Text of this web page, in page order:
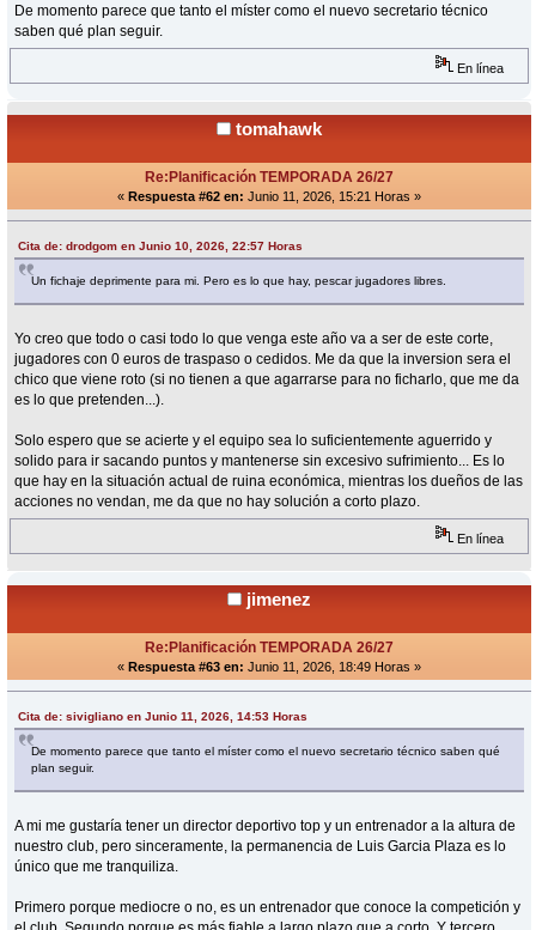
De momento parece que tanto el míster como el nuevo secretario técnico
saben qué plan seguir.
En línea
tomahawk
Re:Planificación TEMPORADA 26/27
« Respuesta #62 en: Junio 11, 2026, 15:21 Horas »
Cita de: drodgom en Junio 10, 2026, 22:57 Horas
Un fichaje deprimente para mi. Pero es lo que hay, pescar jugadores libres.
Yo creo que todo o casi todo lo que venga este año va a ser de este corte,
jugadores con 0 euros de traspaso o cedidos. Me da que la inversion sera el
chico que viene roto (si no tienen a que agarrarse para no ficharlo, que me da
es lo que pretenden...).
Solo espero que se acierte y el equipo sea lo suficientemente aguerrido y
solido para ir sacando puntos y mantenerse sin excesivo sufrimiento... Es lo
que hay en la situación actual de ruina económica, mientras los dueños de las
acciones no vendan, me da que no hay solución a corto plazo.
En línea
jimenez
Re:Planificación TEMPORADA 26/27
« Respuesta #63 en: Junio 11, 2026, 18:49 Horas »
Cita de: sivigliano en Junio 11, 2026, 14:53 Horas
De momento parece que tanto el míster como el nuevo secretario técnico saben qué
plan seguir.
A mi me gustaría tener un director deportivo top y un entrenador a la altura de
nuestro club, pero sinceramente, la permanencia de Luis Garcia Plaza es lo
único que me tranquiliza.
Primero porque mediocre o no, es un entrenador que conoce la competición y